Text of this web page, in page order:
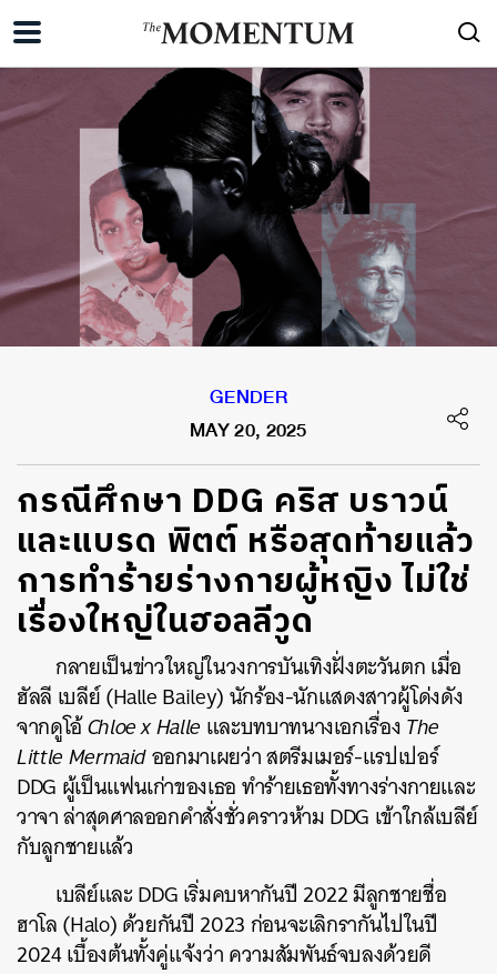
GENDER
MAY 20, 2025
กรณีศึกษา DDG คริส บราวน์
และแบรด พิตต์ หรือสุดท้ายแล้ว
การทำร้ายร่างกายผู้หญิง ไม่ใช่
เรื่องใหญ่ในฮอลลีวูด
กลายเป็นข่าวใหญ่ในวงการบันเทิงฝั่งตะวันตก เมื่อ
ฮัลลี เบลีย์ (Halle Bailey) นักร้อง-นักแสดงสาวผู้โด่งดัง
จากดูโอ้Chloe x Halle และบทบาทนางเอกเรื่องThe
Little Mermaidออกมาเผยว่า สตรีมเมอร์-แรปเปอร์
DDG ผู้เป็นแฟนเก่าของเธอ ทำร้ายเธอทั้งทางร่างกายและ
วาจา ล่าสุดศาลออกคำสั่งชั่วคราวห้าม DDG เข้าใกล้เบลีย์
กับลูกชายแล้ว
เบลีย์และ DDG เริ่มคบหากันปี 2022 มีลูกชายชื่อ
ฮาโล (Halo) ด้วยกันปี 2023 ก่อนจะเลิกรากันไปในปี
2024 เบื้องต้นทั้งคู่แจ้งว่า ความสัมพันธ์จบลงด้วยดี